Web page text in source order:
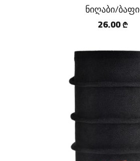
ნიღაბი/ბაფი
26.00 ₾